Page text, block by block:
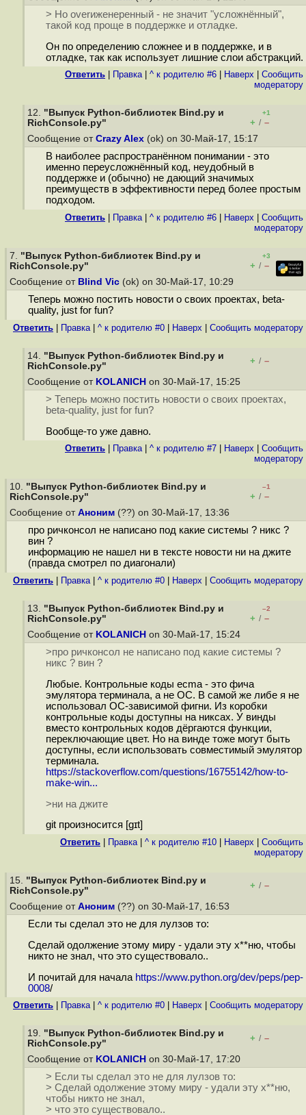
> Но overиженеренный - не значит "усложнённый",
такой код проще в поддержке и отладке.
Он по определению сложнее и в поддержке, и в
отладке, так как использует лишние слои абстракций.
Ответить Правка| ^ к родителю #6 Наверх
Cообщить
модератору
12. "Выпуск Python-библиотек Bind.py и
RichConsole.py"
+1
+ / –
Сообщение от Crazy Alex (ok) on 30-Май-17, 15:17
В наиболее распространённом понимании - это
именно переусложнённый код, неудобный в
поддержке и (обычно) не дающий значимых
преимуществ в эффективности перед более простым
подходом.
Ответить Правка| ^ к родителю #6 Наверх
Cообщить
модератору
7. "Выпуск Python-библиотек Bind.py и
RichConsole.py"
+3
+ / –
Сообщение от Blind Vic (ok) on 30-Май-17, 10:29
Теперь можно постить новости о своих проектах, beta-
quality, just for fun?
Ответить Правка| ^ к родителю #0 Наверх Cообщить модератору
14. "Выпуск Python-библиотек Bind.py и
RichConsole.py"
+ / –
Сообщение от KOLANICH on 30-Май-17, 15:25
> Теперь можно постить новости о своих проектах,
beta-quality, just for fun?
Вообще-то уже давно.
Ответить Правка| ^ к родителю #7 Наверх
Cообщить
модератору
10. "Выпуск Python-библиотек Bind.py и
RichConsole.py"
–1
+ / –
Сообщение от Аноним (??) on 30-Май-17, 13:36
про ричконсол не написано под какие системы ? никс ?
вин ?
информацию не нашел ни в тексте новости ни на джите
(правда смотрел по диагонали)
Ответить Правка| ^ к родителю #0 Наверх Cообщить модератору
13. "Выпуск Python-библиотек Bind.py и
RichConsole.py"
–2
+ / –
Сообщение от KOLANICH on 30-Май-17, 15:24
>про ричконсол не написано под какие системы ?
никс ? вин ?
Любые. Контрольные коды ecma - это фича
эмулятора терминала, а не ОС. В самой же либе я не
использовал ОС-зависимой фигни. Из коробки
контрольные коды доступны на никсах. У винды
вместо контрольных кодов дёргаются функции,
переключающие цвет. Но на винде тоже могут быть
доступны, если использовать совместимый эмулятор
терминала.
https://stackoverflow.com/questions/16755142/how-to-
make-win...
>ни на джите
git произносится [ɡɪt]
Ответить Правка| ^ к родителю #10 Наверх
Cообщить
модератору
15. "Выпуск Python-библиотек Bind.py и
RichConsole.py"
+ / –
Сообщение от Аноним (??) on 30-Май-17, 16:53
Если ты сделал это не для лулзов то:
Сделай одолжение этому миру - удали эту х**ню, чтобы
никто не знал, что это существовало..
И почитай для начала https://www.python.org/dev/peps/pep-
0008/
Ответить Правка| ^ к родителю #0 Наверх Cообщить модератору
19. "Выпуск Python-библиотек Bind.py и
RichConsole.py"
+ / –
Сообщение от KOLANICH on 30-Май-17, 17:20
> Если ты сделал это не для лулзов то:
> Сделай одолжение этому миру - удали эту х**ню,
чтобы никто не знал,
> что это существовало..